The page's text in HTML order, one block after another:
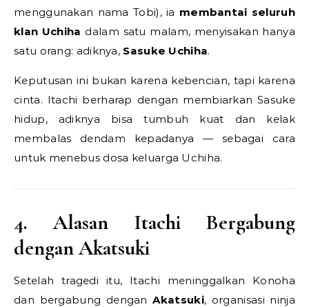
menggunakan nama Tobi), ia membantai seluruh
klan Uchiha dalam satu malam, menyisakan hanya
satu orang: adiknya, Sasuke Uchiha.
Keputusan ini bukan karena kebencian, tapi karena
cinta. Itachi berharap dengan membiarkan Sasuke
hidup, adiknya bisa tumbuh kuat dan kelak
membalas dendam kepadanya — sebagai cara
untuk menebus dosa keluarga Uchiha.
4. Alasan Itachi Bergabung
dengan Akatsuki
Setelah tragedi itu, Itachi meninggalkan Konoha
dan bergabung denganAkatsuki, organisasi ninja